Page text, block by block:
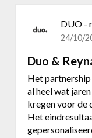
DUO -
24/10/
Duo &
Het partnership
al heel wat
kregen voor de
Het